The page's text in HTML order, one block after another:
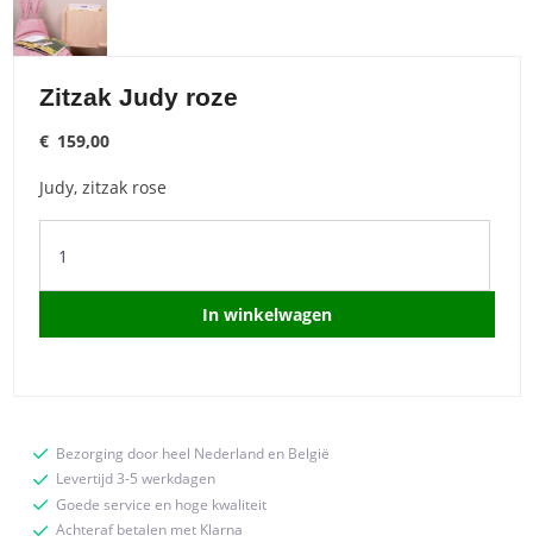
Zitzak Judy roze
€ 159,00
Judy, zitzak rose
Judy
In winkelwagen
Bezorging door heel Nederland en België
Levertijd 3-5 werkdagen
Goede service en hoge kwaliteit
Achteraf betalen met Klarna